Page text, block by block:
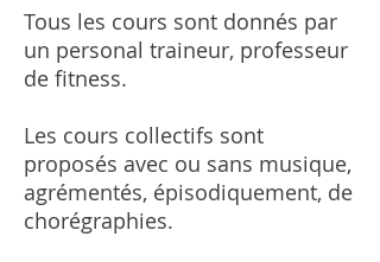
Tous les cours sont donnés par
un personal traineur, professeur
de fitness.
Les cours collectifs sont
proposés avec ou sans musique,
agrémentés, épisodiquement, de
chorégraphies.